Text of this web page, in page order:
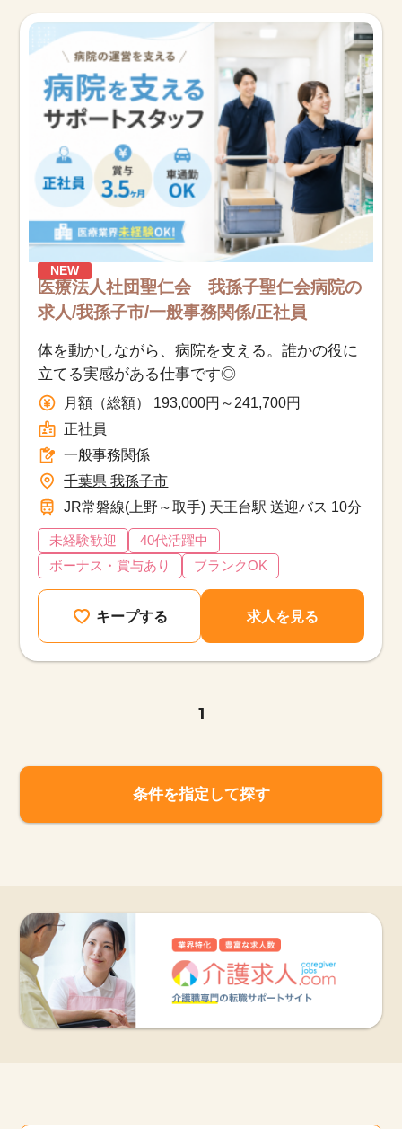
NEW
医療法人社団聖仁会 我孫子聖仁会病院の
求人/我孫子市/一般事務関係/正社員
体を動かしながら、病院を支える。誰かの役に
立てる実感がある仕事です◎
月額（総額） 193,000円～241,700円
正社員
一般事務関係
千葉県 我孫子市
JR常磐線(上野～取手) 天王台駅 送迎バス 10分
未経験歓迎
40代活躍中
ボーナス・賞与あり
ブランクOK
キープする 求人を見る
1
条件を指定して探す